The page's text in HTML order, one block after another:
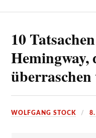
10
Hemingway,
überraschen
WOLFGANG STOCK